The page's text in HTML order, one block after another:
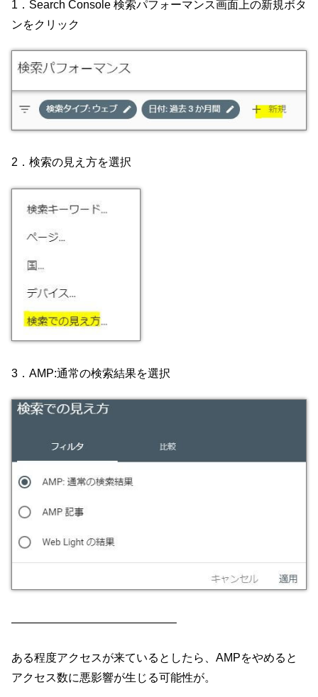
1．Search Console 検索パフォーマンス画面上の新規ボタ
ンをクリック
2．検索の見え方を選択
3．AMP:通常の検索結果を選択
——————————————–
ある程度アクセスが来ているとしたら、AMPをやめると
アクセス数に悪影響が生じる可能性が。